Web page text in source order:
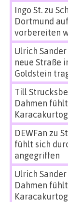
Ingo St.zu
Dortmund
vorbereiten
Ulrich Sander
neue Straße
Goldstein
Till
Dahmen
DEWFan zu
fühlt sich
angegriffen
Ulrich Sander
Dahmen